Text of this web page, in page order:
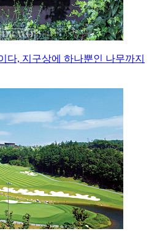
다, 지구상에 하나뿐인 나무까지